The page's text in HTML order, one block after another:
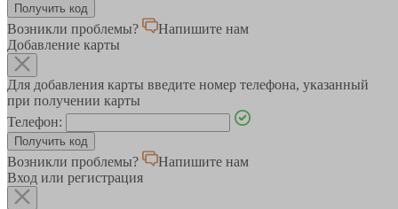
Возникли проблемы?
Напишите нам
Добавление карты
Для добавления карты введите номер телефона, указанный
при получении карты
Телефон:
Возникли проблемы?
Напишите нам
Вход или регистрация